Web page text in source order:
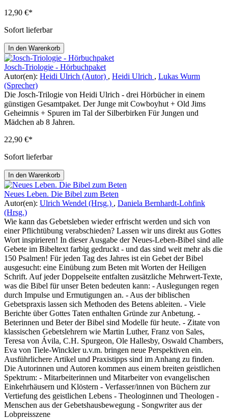
12,90 €*
Sofort lieferbar
In den Warenkorb
Josch-Triologie - Hörbuchpaket
Autor(en): Heidi Ulrich (Autor) , Heidi Ulrich , Lukas Wurm
(Sprecher)
Die Josch-Trilogie von Heidi Ulrich - drei Hörbücher in einem
günstigen Gesamtpaket. Der Junge mit Cowboyhut + Old Jims
Geheimnis + Spuren im Tal der Silberbirken Für Jungen und
Mädchen ab 8 Jahren.
22,90 €*
Sofort lieferbar
In den Warenkorb
Neues Leben. Die Bibel zum Beten
Autor(en): Ulrich Wendel (Hrsg.) , Daniela Bernhardt-Lohfink
(Hrsg.)
Wie kann das Gebetsleben wieder erfrischt werden und sich von
einer Pflichtübung verabschieden? Lassen wir uns direkt aus Gottes
Wort inspirieren! In dieser Ausgabe der Neues-Leben-Bibel sind alle
Gebete im Bibeltext farbig gedruckt - und das sind weit mehr als die
150 Psalmen! Für jeden Tag des Jahres ist ein Gebet der Bibel
ausgesucht: eine Einübung zum Beten mit Worten der Heiligen
Schrift. Auf jeder Doppelseite entfalten zusätzliche Mehrwert-Texte,
was die Bibel für unser Beten bedeuten kann: - Auslegungen regen
durch Impulse und Ermutigungen an. - Aus der biblischen
Gebetspraxis lassen sich Methoden des Betens ableiten. - Viele
Berichte über Gottes Taten enthalten Gründe zur Anbetung. -
Beterinnen und Beter der Bibel sind Modelle für heute. - Zitate von
klassischen Gebetslehrern wie Martin Luther, Franz von Sales,
Teresa von Ávila, C.H. Spurgeon, Ole Hallesby, Oswald Chambers,
Eva von Tiele-Winckler u.v.m. bringen neue Perspektiven ein.
Ausführlichere Artikel und Praxistipps sind im Anhang zu finden.
Die Autorinnen und Autoren kommen aus einem breiten geistlichen
Spektrum: - Mitarbeiterinnen und Mitarbeiter von evangelischen
Einkehrhäusern und Klöstern - Verfasser/innen von Büchern zur
Vertiefung des geistlichen Lebens - Theologinnen und Theologen -
Menschen aus der Gebetshausbewegung - Songwriter aus der
Lobpreisszene